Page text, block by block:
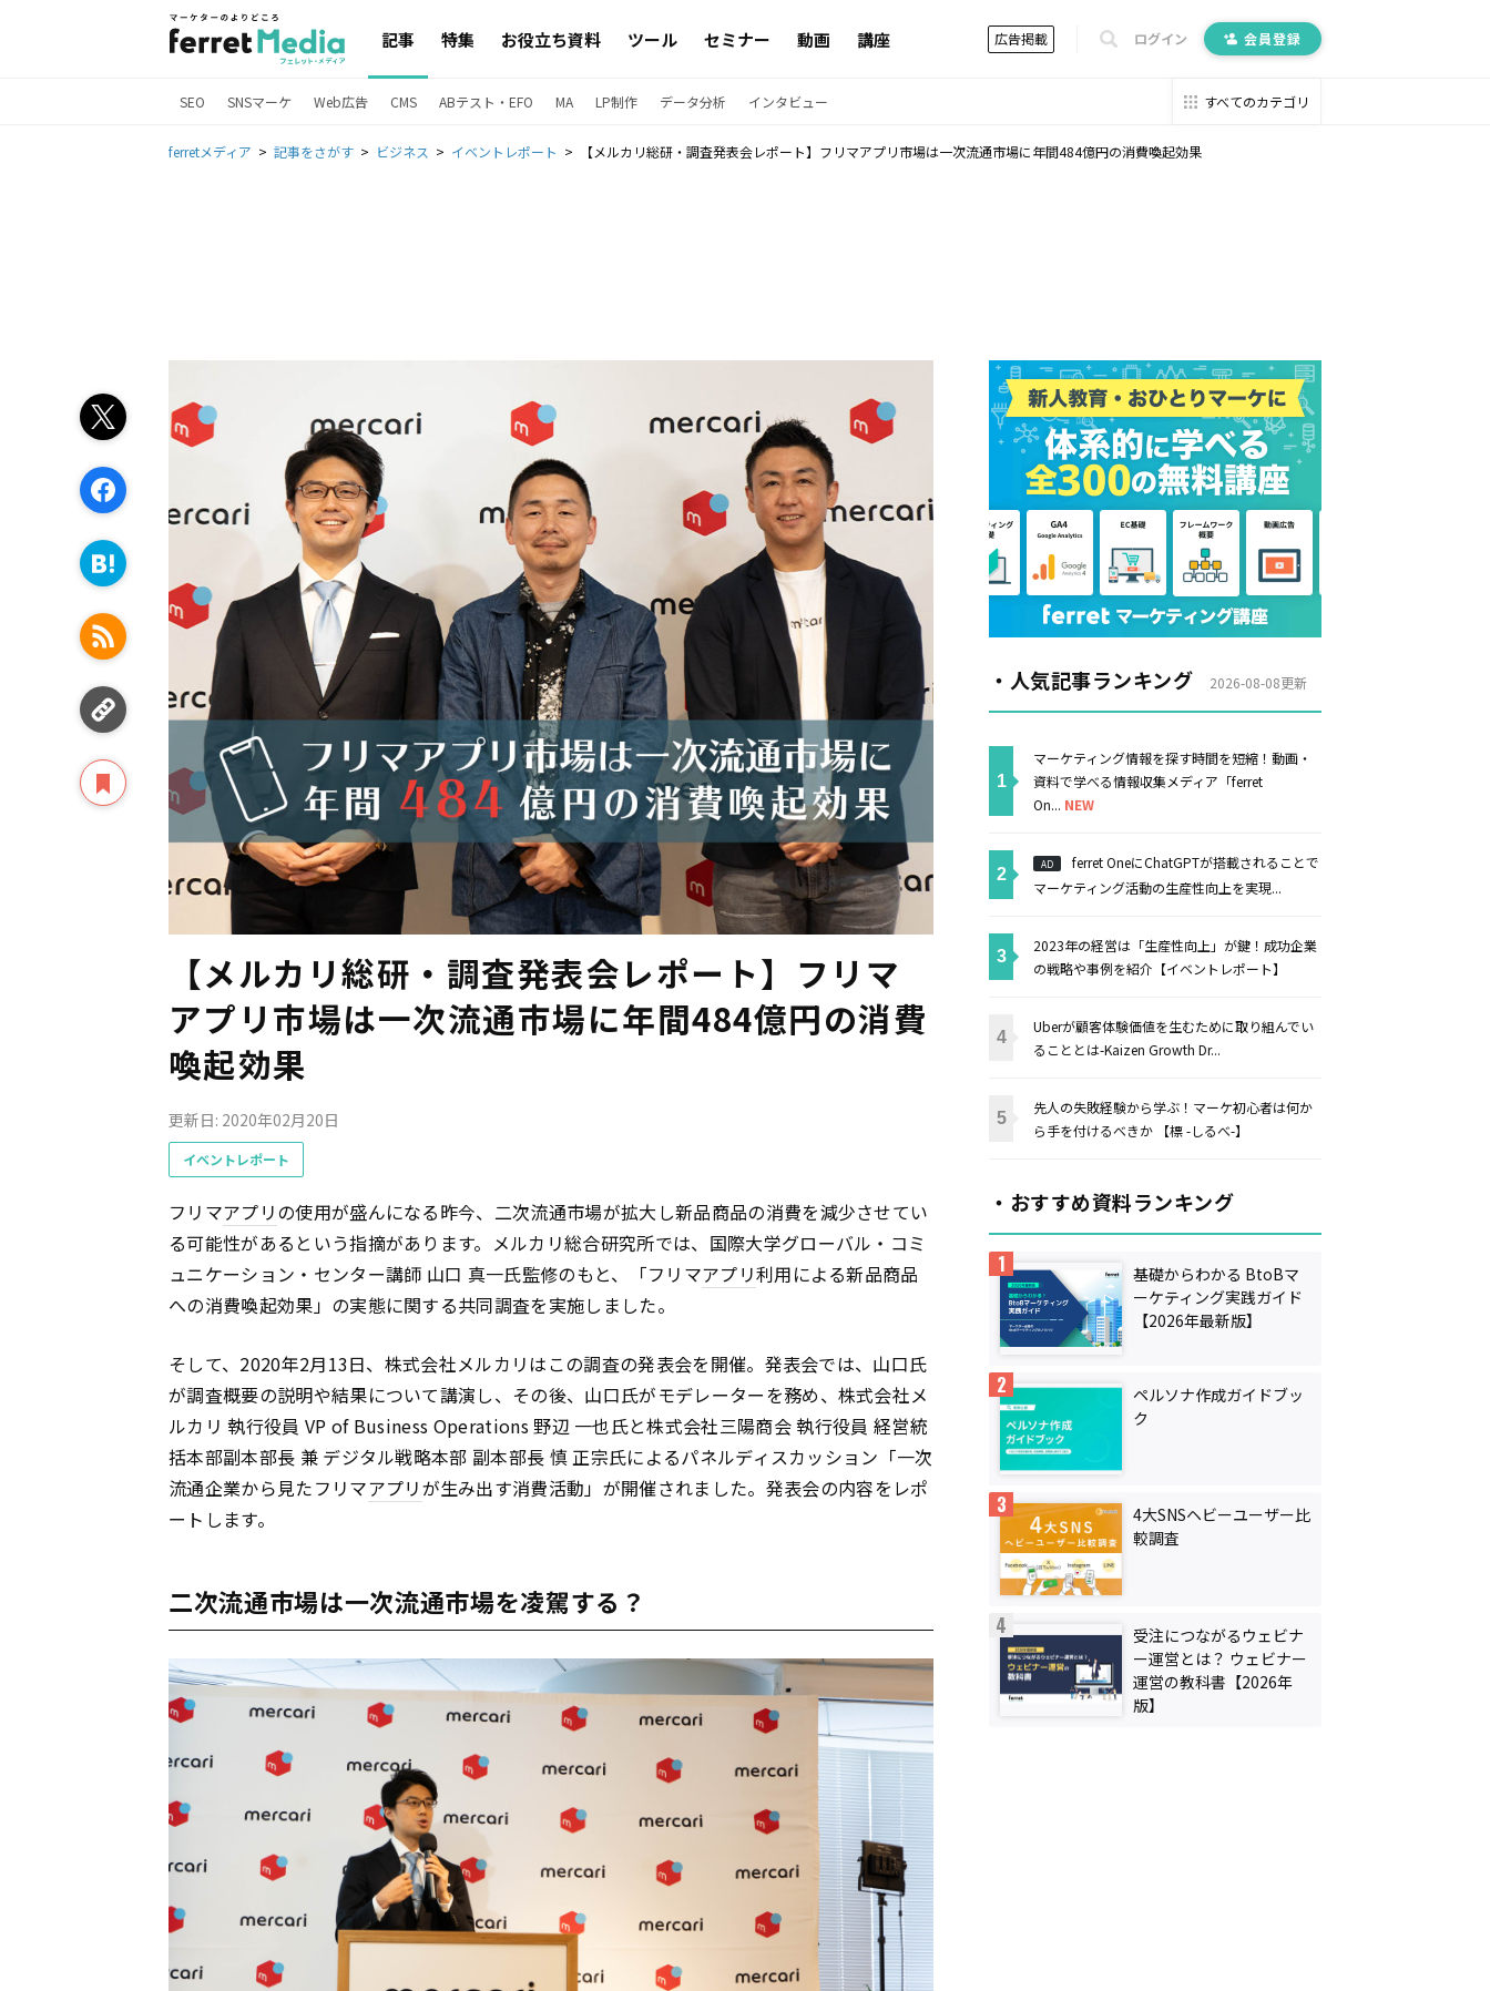
記事 特集 お役立ち資料 ツール セミナー 動画 講座 広告掲載 ログイン 会員登録
SEO SNSマーケ Web広告 CMS ABテスト・EFO MA LP制作 データ分析 インタビュー すべてのカテゴリ
ferretメディア 記事をさがす ビジネス イベントレポート 【メルカリ総研・調査発表会レポート】フリマアプリ市場は一次流通市場に年間484億円の消費喚起効果
【メルカリ総研・調査発表会レポート】フリマ
アプリ市場は一次流通市場に年間484億円の消費
喚起効果
更新日: 2020年02月20日
イベントレポート
フリマアプリの使用が盛んになる昨今、二次流通市場が拡大し新品商品の消費を減少させてい
る可能性があるという指摘があります。メルカリ総合研究所では、国際大学グローバル・コミ
ュニケーション・センター講師 山口 真一氏監修のもと、「フリマアプリ利用による新品商品
への消費喚起効果」の実態に関する共同調査を実施しました。
そして、2020年2月13日、株式会社メルカリはこの調査の発表会を開催。発表会では、山口氏
が調査概要の説明や結果について講演し、その後、山口氏がモデレーターを務め、株式会社メ
ルカリ 執行役員 VP of Business Operations 野辺 一也氏と株式会社三陽商会 執行役員 経営統
括本部副本部長 兼 デジタル戦略本部 副本部長 慎 正宗氏によるパネルディスカッション「一次
流通企業から見たフリマアプリが生み出す消費活動」が開催されました。発表会の内容をレポ
ートします。
二次流通市場は一次流通市場を凌駕する？
・人気記事ランキング 2026-08-08更新
マーケティング情報を探す時間を短縮！動画・
資料で学べる情報収集メディア「ferret
On... NEW
AD
ferret OneにChatGPTが搭載されることで
マーケティング活動の生産性向上を実現...
2023年の経営は「生産性向上」が鍵！成功企業
の戦略や事例を紹介【イベントレポート】
Uberが顧客体験価値を生むために取り組んでい
ることとは-Kaizen Growth Dr...
先人の失敗経験から学ぶ！マーケ初心者は何か
ら手を付けるべきか 【標 -しるべ-】
・おすすめ資料ランキング
基礎からわかる BtoBマ
ーケティング実践ガイド
【2026年最新版】
ペルソナ作成ガイドブッ
ク
4大SNSヘビーユーザー比
較調査
受注につながるウェビナ
ー運営とは？ ウェビナー
運営の教科書【2026年
版】